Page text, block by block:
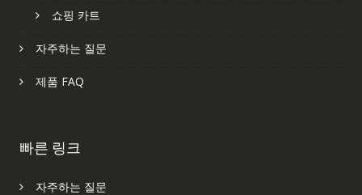
쇼핑 카트
자주하는 질문
제품 FAQ
빠른 링크
자주하는 질문